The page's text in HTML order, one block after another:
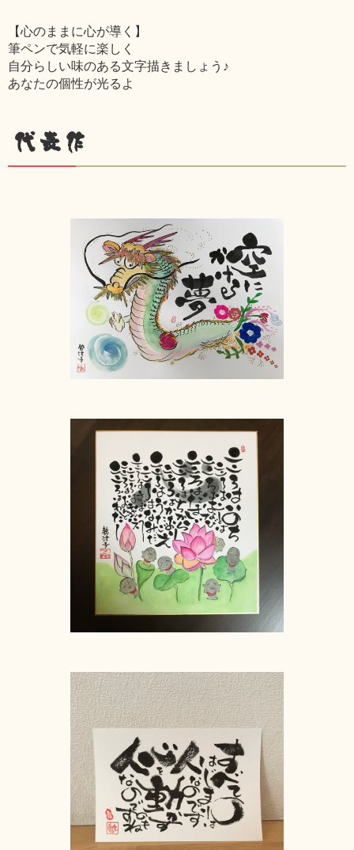
【心のままに心が導く】
筆ペンで気軽に楽しく
自分らしい味のある文字描きましょう♪
あなたの個性が光るよ
代表作